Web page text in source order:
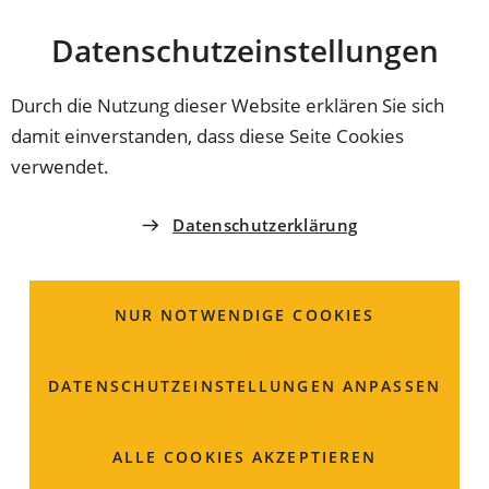
Datenschutz­einstellungen
Durch die Nutzung dieser Website erklären Sie sich
damit einverstanden, dass diese Seite Cookies
verwendet.
Datenschutzerklärung
NUR NOTWENDIGE COOKIES
DATENSCHUTZ­EINSTELLUNGEN ANPASSEN
ALLE COOKIES AKZEPTIEREN
INHALT ANSPRINGEN
Coburg
Sozialreferent
Oberer Bürglaß 1